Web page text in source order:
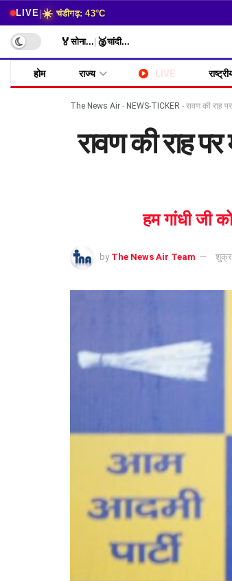
LIVE|☀️ चंडीगढ़: 43°C
🏅सोना... 🥈चांदी...
होम राज्य LIVE
The News Air - NEWS-TICKER - रावण की राह
रावण की राह
हम गांधी जी
by The News Air Team